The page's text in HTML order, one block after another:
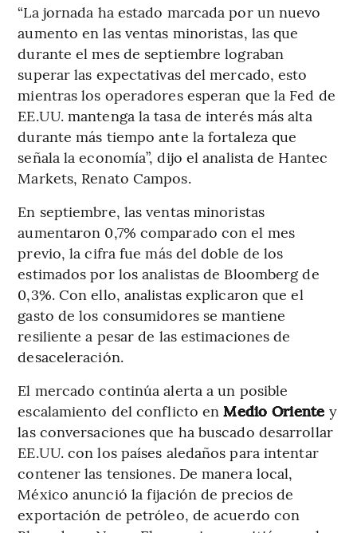
“La jornada ha estado marcada por un nuevo
aumento en las ventas minoristas, las que
durante el mes de septiembre lograban
superar las expectativas del mercado, esto
mientras los operadores esperan que la Fed de
EE.UU. mantenga la tasa de interés más alta
durante más tiempo ante la fortaleza que
señala la economía”, dijo el analista de Hantec
Markets, Renato Campos.
En septiembre, las ventas minoristas
aumentaron 0,7% comparado con el mes
previo, la cifra fue más del doble de los
estimados por los analistas de Bloomberg de
0,3%. Con ello, analistas explicaron que el
gasto de los consumidores se mantiene
resiliente a pesar de las estimaciones de
desaceleración.
El mercado continúa alerta a un posible
escalamiento del conflicto enMedio Oriente y
las conversaciones que ha buscado desarrollar
EE.UU. con los países aledaños para intentar
contener las tensiones. De manera local,
México anunció la fijación de precios de
exportación de petróleo, de acuerdo con